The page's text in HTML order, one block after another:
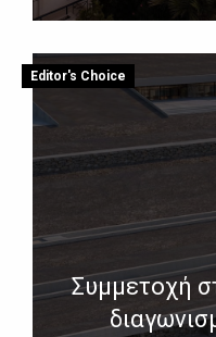
Editor's Choice
Συμμετοχή